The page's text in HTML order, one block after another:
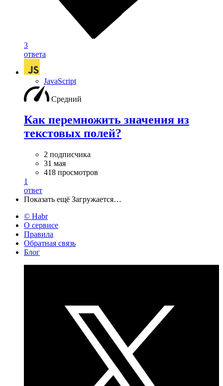
3
ответа
JavaScript
Средний
Как перемножить значения из
текстовых полей?
2 подписчика
31 мая
418 просмотров
1
ответ
Показать ещё Загружается…
© Habr
О сервисе
Правила
Обратная связь
Блог